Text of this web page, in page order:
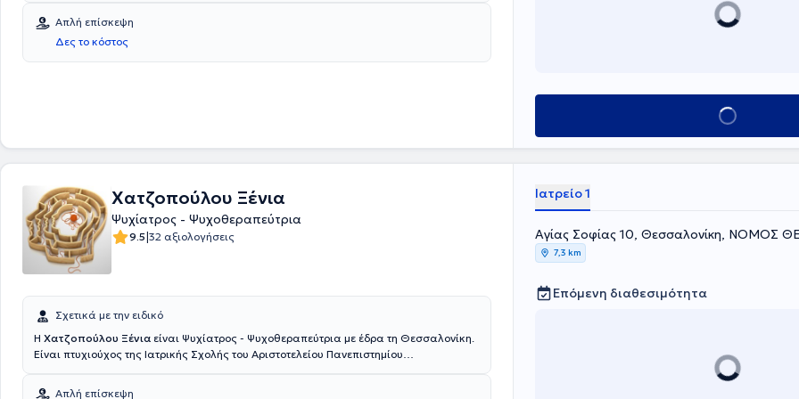
ανθρώπου που αναλαμβάνει.
Απλή επίσκεψη
Δες το κόστος
Κλείσε ραντεβού
Χατζοπούλου Ξένια
Ψυχίατρος - Ψυχοθεραπεύτρια
9.5|32 αξιολογήσεις
Σχετικά με την ειδικό
Η Χατζοπούλου Ξένια είναι Ψυχίατρος - Ψυχοθεραπεύτρια με έδρα τη Θεσσαλονίκη.
Είναι πτυχιούχος της Ιατρικής Σχολής του Αριστοτελείου Πανεπιστημίου
Διαθέτει πάνω από 20 χρόνια εμπειρία στην άσκηση κλινικής ψυχιατρικής και
Απλή επίσκεψη
Ιατρείο 1
Αγίας Σοφίας 10, Θεσσαλονίκη, ΝΟΜΟΣ
7,3 km
Επόμενη διαθεσιμότητα